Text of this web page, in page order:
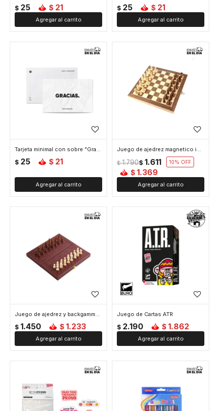
$ 25 $ 21 $ 25 $ 21
Tarjeta minimal con sobre "Gracias"
$ 25 $ 21
Juego de ajedrez magnetico imantado - Madera
$ 1.611
$ 1.790 10
$ 1.369
Juego de ajedrez y backgammon de cuerina - Marron
$ 1.450 $ 1.233
Juego de Cartas ATR
$ 2.190 $ 1.862